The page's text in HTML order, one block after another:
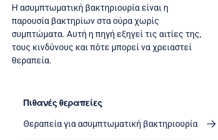
Η ασυμπτωματική βακτηριουρία είναι η
παρουσία βακτηρίων στα ούρα χωρίς
συμπτώματα. Αυτή η πηγή εξηγεί τις αιτίες της,
τους κινδύνους και πότε μπορεί να χρειαστεί
θεραπεία.
Πιθανές θεραπείες
Θεραπεία για ασυμπτωματική βακτηριουρία